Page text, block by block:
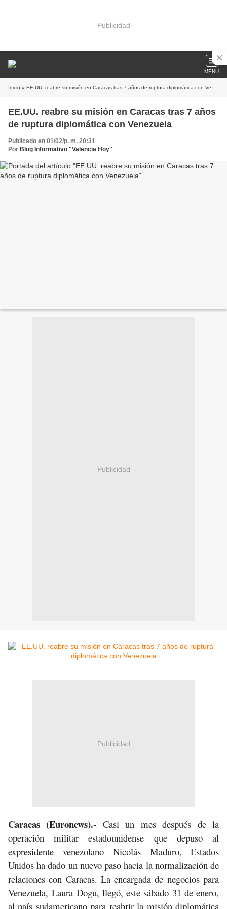
Publicidad
MENU
Inicio » EE.UU. reabre su misión en Caracas tras 7 años de ruptura diplomática con Venezuela
EE.UU. reabre su misión en Caracas tras 7 años
de ruptura diplomática con Venezuela
Publicado en 01/02/p. m. 20:31
Por Blog Informativo "Valencia Hoy"
Publicidad
Publicidad
Caracas (Euronews).- Casi un mes después de la
operación militar estadounidense que depuso al
expresidente venezolano Nicolás Maduro, Estados
Unidos ha dado un nuevo paso hacia la normalización de
relaciones con Caracas. La encargada de negocios para
Venezuela, Laura Dogu, llegó, este sábado 31 de enero,
al país sudamericano para reabrir la misión diplomática